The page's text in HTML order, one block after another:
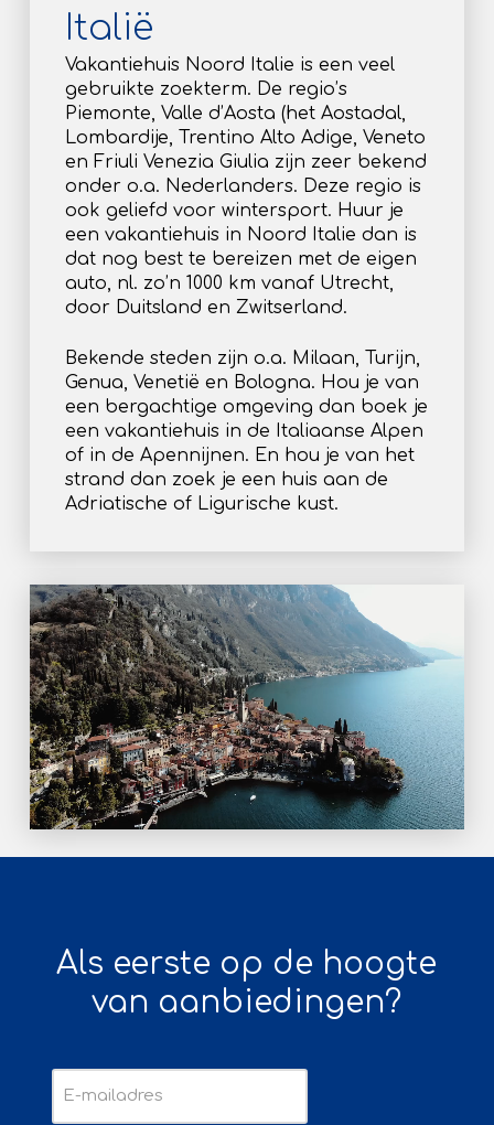
Italië
Vakantiehuis Noord Italie is een veel
gebruikte zoekterm. De regio’s
Piemonte, Valle d’Aosta (het Aostadal,
Lombardije, Trentino Alto Adige, Veneto
en Friuli Venezia Giulia zijn zeer bekend
onder o.a. Nederlanders. Deze regio is
ook geliefd voor wintersport. Huur je
een vakantiehuis in Noord Italie dan is
dat nog best te bereizen met de eigen
auto, nl. zo’n 1000 km vanaf Utrecht,
door Duitsland en Zwitserland.
Bekende steden zijn o.a. Milaan, Turijn,
Genua, Venetië en Bologna. Hou je van
een bergachtige omgeving dan boek je
een vakantiehuis in de Italiaanse Alpen
of in de Apennijnen. En hou je van het
strand dan zoek je een huis aan de
Adriatische of Ligurische kust.
Als eerste op de hoogte
van aanbiedingen?